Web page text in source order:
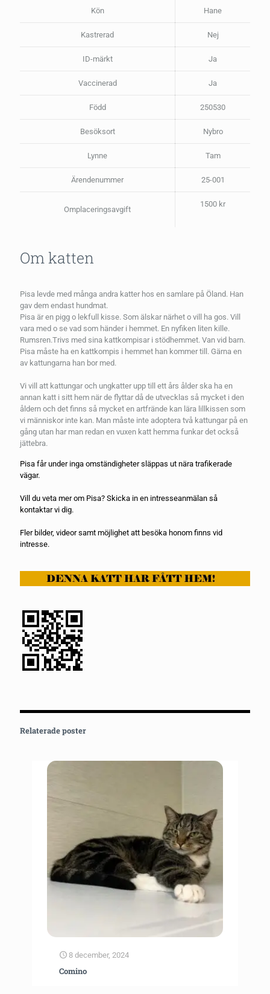
Kön Hane
Kastrerad Nej
ID-märkt Ja
Vaccinerad Ja
Född 250530
Besöksort Nybro
Lynne Tam
Ärendenummer 25-001
Omplaceringsavgift
1500 kr
Om katten
Pisa levde med många andra katter hos en samlare på Öland. Han
gav dem endast hundmat.
Pisa är en pigg o lekfull kisse. Som älskar närhet o vill ha gos. Vill
vara med o se vad som händer i hemmet. En nyfiken liten kille.
Rumsren.Trivs med sina kattkompisar i stödhemmet. Van vid barn.
Pisa måste ha en kattkompis i hemmet han kommer till. Gärna en
av kattungarna han bor med.
Vi vill att kattungar och ungkatter upp till ett års ålder ska ha en
annan katt i sitt hem när de flyttar då de utvecklas så mycket i den
åldern och det finns så mycket en artfrände kan lära lillkissen som
vi människor inte kan. Man måste inte adoptera två kattungar på en
gång utan har man redan en vuxen katt hemma funkar det också
jättebra.
Pisa får under inga omständigheter släppas ut nära trafikerade
vägar.
Vill du veta mer om Pisa? Skicka in en intresseanmälan så
kontaktar vi dig.
Fler bilder, videor samt möjlighet att besöka honom finns vid
intresse.
Relaterade poster
8 december, 2024
Comino